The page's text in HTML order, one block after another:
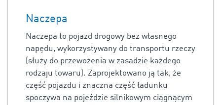
Naczepa
Naczepa to pojazd drogowy bez własnego
napędu, wykorzystywany do transportu rzeczy
(służy do przewożenia w zasadzie każdego
rodzaju towaru). Zaprojektowano ją tak, że
część pojazdu i znaczna część ładunku
spoczywa na pojeździe silnikowym ciągnącym